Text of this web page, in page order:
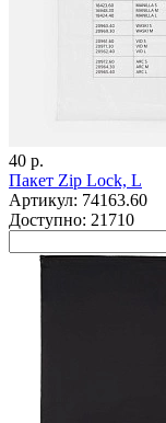
40 р.
Пакет Zip Lock, L
Артикул: 74163.60
Доступно: 21710